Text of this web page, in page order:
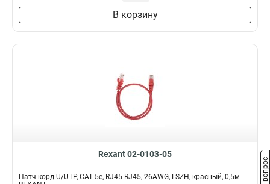
В корзину
Rexant 02-0103-05
Патч-корд U/UTP, CAT 5e, RJ45-RJ45, 26AWG, LSZH, красный, 0,5м